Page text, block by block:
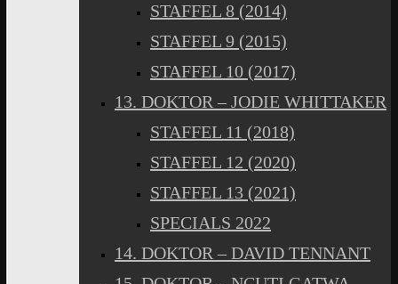
STAFFEL 8 (2014)
STAFFEL 9 (2015)
STAFFEL 10 (2017)
13. DOKTOR – JODIE WHITTAKER
STAFFEL 11 (2018)
STAFFEL 12 (2020)
STAFFEL 13 (2021)
SPECIALS 2022
14. DOKTOR – DAVID TENNANT